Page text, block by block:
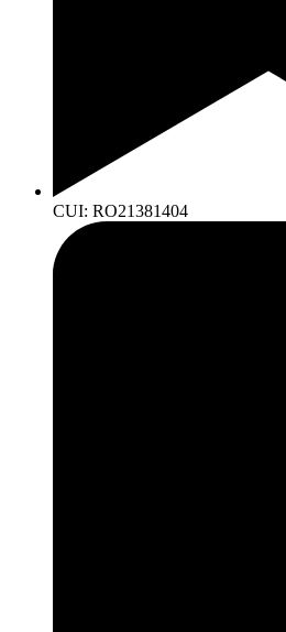
CUI: RO21381404